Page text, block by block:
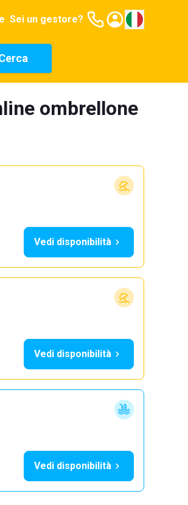
Sei un gestore?
ombrellone
Vedi disponibilità
Vedi disponibilità
Vedi disponibilità